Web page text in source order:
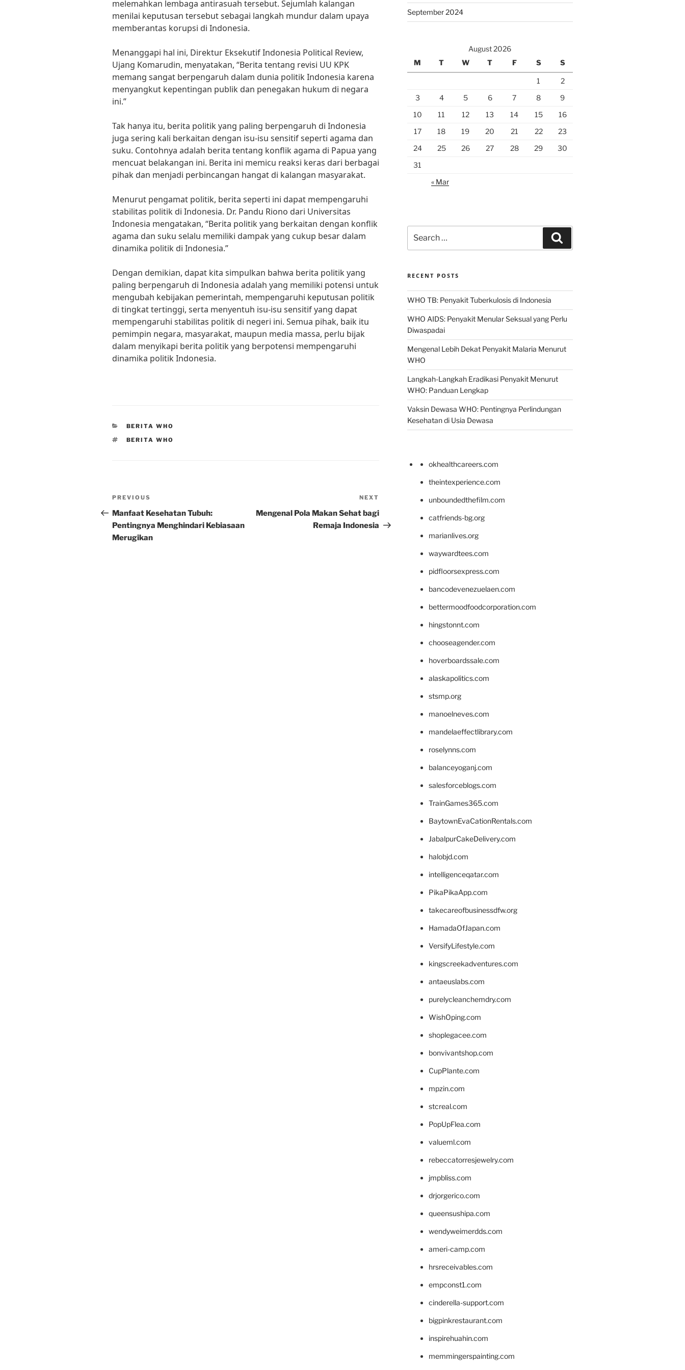
melemahkan lembaga antirasuah tersebut. Sejumlah kalangan
menilai keputusan tersebut sebagai langkah mundur dalam upaya
memberantas korupsi di Indonesia.
Menanggapi hal ini, Direktur Eksekutif Indonesia Political Review,
Ujang Komarudin, menyatakan, “Berita tentang revisi UU KPK
memang sangat berpengaruh dalam dunia politik Indonesia karena
menyangkut kepentingan publik dan penegakan hukum di negara
ini.”
Tak hanya itu, berita politik yang paling berpengaruh di Indonesia
juga sering kali berkaitan dengan isu-isu sensitif seperti agama dan
suku. Contohnya adalah berita tentang konflik agama di Papua yang
mencuat belakangan ini. Berita ini memicu reaksi keras dari berbagai
pihak dan menjadi perbincangan hangat di kalangan masyarakat.
Menurut pengamat politik, berita seperti ini dapat mempengaruhi
stabilitas politik di Indonesia. Dr. Pandu Riono dari Universitas
Indonesia mengatakan, “Berita politik yang berkaitan dengan konflik
agama dan suku selalu memiliki dampak yang cukup besar dalam
dinamika politik di Indonesia.”
Dengan demikian, dapat kita simpulkan bahwa berita politik yang
paling berpengaruh di Indonesia adalah yang memiliki potensi untuk
mengubah kebijakan pemerintah, mempengaruhi keputusan politik
di tingkat tertinggi, serta menyentuh isu-isu sensitif yang dapat
mempengaruhi stabilitas politik di negeri ini. Semua pihak, baik itu
pemimpin negara, masyarakat, maupun media massa, perlu bijak
dalam menyikapi berita politik yang berpotensi mempengaruhi
dinamika politik Indonesia.
CATEGORIES
BERITA WHO
TAGS
BERITA WHO
Post
navigation
Previous
Post
PREVIOUS
Manfaat Kesehatan Tubuh:
Pentingnya Menghindari Kebiasaan
Merugikan
Post
NEXT
Mengenal Pola Makan Sehat bagi
Remaja Indonesia
September 2024
August 2026
M
T W T F S S
1
2
3
4 5 6 7 8
9
10
11 12 13 14 15
16
17
18 19 20 21 22
23
24
25 26 27 28 29
30
31
« Mar
for:
RECENT POSTS
WHO TB: Penyakit Tuberkulosis di Indonesia
WHO AIDS: Penyakit Menular Seksual yang Perlu
Diwaspadai
Mengenal Lebih Dekat Penyakit Malaria Menurut
WHO
Langkah-Langkah Eradikasi Penyakit Menurut
WHO: Panduan Lengkap
Vaksin Dewasa WHO: Pentingnya Perlindungan
Kesehatan di Usia Dewasa
okhealthcareers.com
theintexperience.com
unboundedthefilm.com
catfriends-bg.org
marianlives.org
waywardtees.com
pidfloorsexpress.com
bancodevenezuelaen.com
bettermoodfoodcorporation.com
hingstonnt.com
chooseagender.com
hoverboardssale.com
alaskapolitics.com
stsmp.org
manoelneves.com
mandelaeffectlibrary.com
roselynns.com
balanceyoganj.com
salesforceblogs.com
TrainGames365.com
BaytownEvaCationRentals.com
JabalpurCakeDelivery.com
halobjd.com
intelligenceqatar.com
PikaPikaApp.com
takecareofbusinessdfw.org
HamadaOfJapan.com
VersifyLifestyle.com
kingscreekadventures.com
antaeuslabs.com
purelycleanchemdry.com
WishOping.com
shoplegacee.com
bonvivantshop.com
CupPlante.com
mpzin.com
stcreal.com
PopUpFlea.com
valueml.com
rebeccatorresjewelry.com
jmpbliss.com
drjorgerico.com
queensushipa.com
wendyweimerdds.com
ameri-camp.com
hrsreceivables.com
empconst1.com
cinderella-support.com
bigpinkrestaurant.com
inspirehuahin.com
memmingerspainting.com